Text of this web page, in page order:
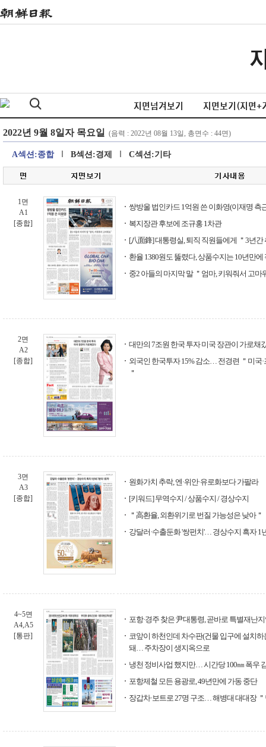
지면넘겨보기 지면보기(지면+
A섹션:종합 B섹션:경제 C섹션:기타
1면
A1
[종합]
쌍방울 법인카드 1억원 쓴 이화영(이재명 측
복지장관 후보에 조규홍 1차관
[八面鋒] 대통령실, 퇴직 직원들에게 ＂3년간
환율 1380원도 뚫렸다, 상품수지는 10년만에
중2 아들의 마지막 말 ＂엄마, 키워줘서 고마
2면
A2
[종합]
대만의 7조원 한국 투자 미국 장관이 가로채
외국인 한국투자 15% 감소… 전경련 ＂미국
＂
3면
A3
[종합]
원화가치 추락, 엔·위안·유로화보다 가팔라
[키워드] 무역수지 / 상품수지 / 경상수지
＂高환율, 외환위기로 번질 가능성은 낮아＂
강달러·수출둔화 '쌍펀치'… 경상수지 흑자 1
4~5면
A4,A5
[통판]
포항·경주 찾은 尹대통령, 곧바로 특별재난
코앞이 하천인데 차수판(건물 입구에 설치
돼… 주차장이 생지옥으로
냉천 정비사업 했지만… 시간당 100㎜ 폭우
포항제철 모든 용광로, 49년만에 가동 중단
장갑차·보트로 27명 구조… 해병대 대대장